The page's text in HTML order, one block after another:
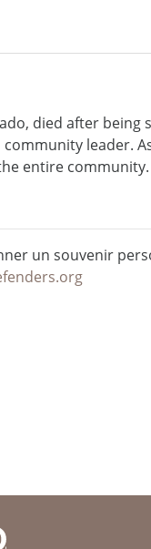
died after
leader.
entire community.
un souvenir